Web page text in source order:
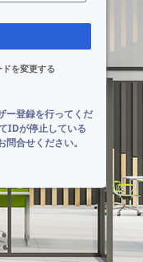
を変更する
ー登録を行ってくだ
IDが停止している
合せください。